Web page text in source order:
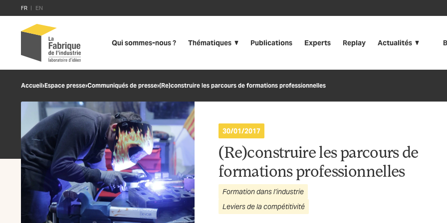
FR
EN
Qui sommes-nous ? Thématiques Publications Experts Replay Actualités
Accueil›Espace presse›Communiqués de presse›(Re)construire les parcours de formations professionnelles
30/01/2017
(Re)construire les parcours de
formations professionnelles
Formation dans l’industrie
Leviers de la compétitivité